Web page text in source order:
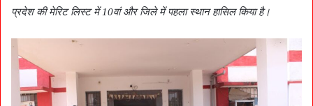
प्रदेश की मेरिट लिस्ट में 10वां और जिले में पहला स्थान हासिल किया है।